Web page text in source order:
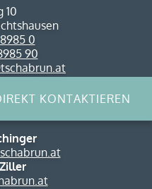
KONTAKTIEREN
10
0
90